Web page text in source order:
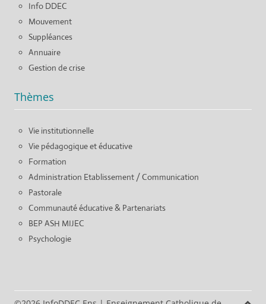
Info DDEC
Mouvement
Suppléances
Annuaire
Gestion de crise
Thèmes
Vie institutionnelle
Vie pédagogique et éducative
Formation
Administration Etablissement / Communication
Pastorale
Communauté éducative & Partenariats
BEP ASH MIJEC
Psychologie